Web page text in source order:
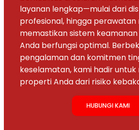
layanan lengkap—mulai dari
profesional, hingga
memastikan sistem
Anda berfungsi optimal.
pengalaman dan komitmen
keselamatan, kami hadir untuk
properti Anda dari risiko
HUBUNGI KAMI